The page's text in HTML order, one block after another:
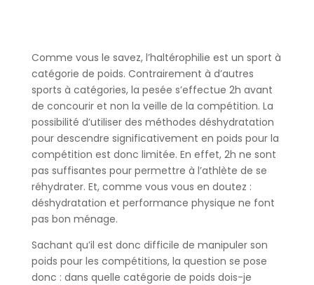
Comme vous le savez, l’haltérophilie est un sport à
catégorie de poids. Contrairement à d’autres
sports à catégories, la pesée s’effectue 2h avant
de concourir et non la veille de la compétition. La
possibilité d’utiliser des méthodes déshydratation
pour descendre significativement en poids pour la
compétition est donc limitée. En effet, 2h ne sont
pas suffisantes pour permettre à l’athlète de se
réhydrater. Et, comme vous vous en doutez :
déshydratation et performance physique ne font
pas bon ménage.
Sachant qu’il est donc difficile de manipuler son
poids pour les compétitions, la question se pose
donc : dans quelle catégorie de poids dois-je